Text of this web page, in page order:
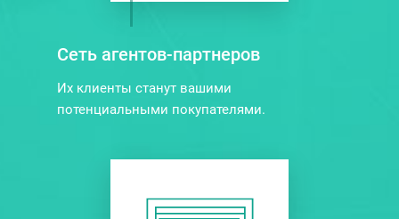
Сеть агентов-партнеров
Их клиенты станут вашими
потенциальными покупателями.